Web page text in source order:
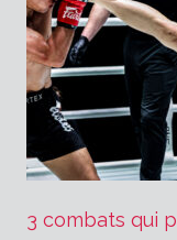
3 combats qui